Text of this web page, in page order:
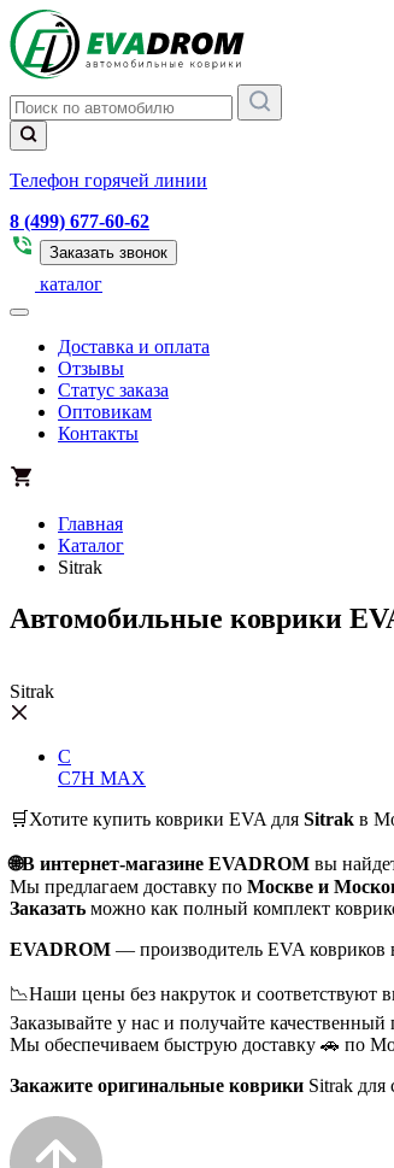
Телефон горячей линии
8 (499) 677-60-62
Заказать звонок
каталог
Доставка и оплата
Отзывы
Статус заказа
Оптовикам
Контакты
Главная
Каталог
Sitrak
Автомобильные коврики
Sitrak
C
C7H MAX
🛒Хотите купить коврики EVA для Sitrak в
🌐В интернет-магазине EVADROM вы
Мы предлагаем доставку по Москве и
Заказать можно как полный комплект
EVADROM — производитель EVA ковриков
📉Наши цены без накруток и соответствуют
Заказывайте у нас и получайте
Мы обеспечиваем быструю доставку 🚗 по
Закажите оригинальные коврики Sitrak для